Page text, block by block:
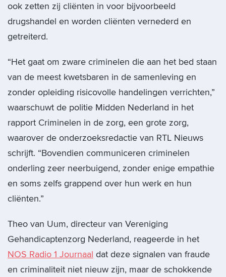
ook zetten zij cliënten in voor bijvoorbeeld
drugshandel en worden cliënten vernederd en
getreiterd.
“Het gaat om zware criminelen die aan het bed staan
van de meest kwetsbaren in de samenleving en
zonder opleiding risicovolle handelingen verrichten,”
waarschuwt de politie Midden Nederland in het
rapport Criminelen in de zorg, een grote zorg,
waarover de onderzoeksredactie van RTL Nieuws
schrijft. “Bovendien communiceren criminelen
onderling zeer neerbuigend, zonder enige empathie
en soms zelfs grappend over hun werk en hun
cliënten.”
Theo van Uum, directeur van Vereniging
Gehandicaptenzorg Nederland, reageerde in het
NOS Radio 1 Journaal dat deze signalen van fraude
en criminaliteit niet nieuw zijn, maar de schokkende